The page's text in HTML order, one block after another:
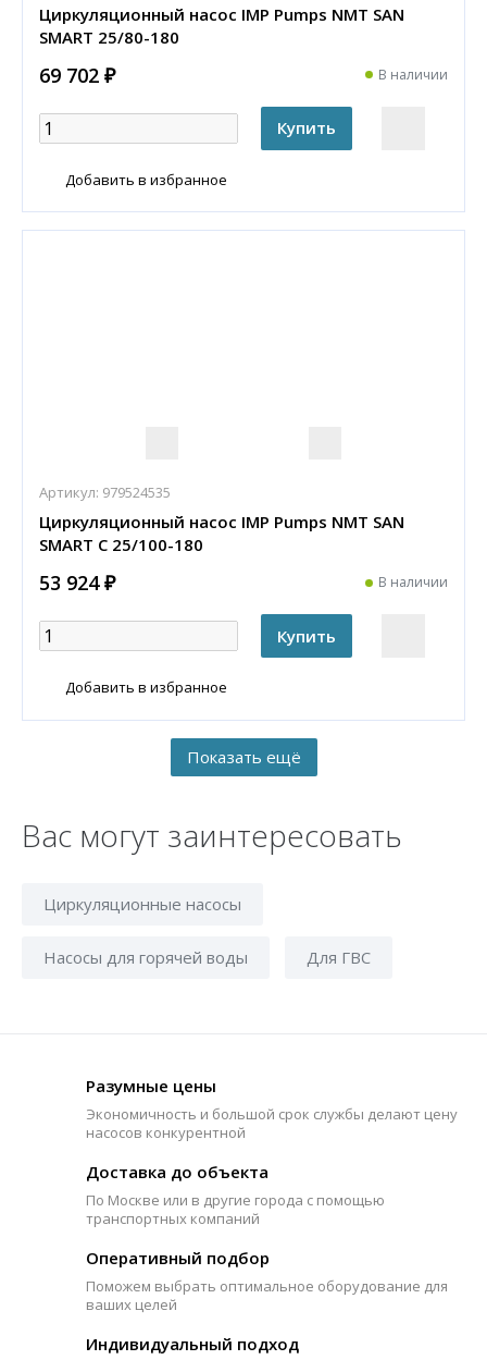
Циркуляционный насос IMP Pumps NMT SAN
SMART 25/80-180
69 702 ₽ В наличии
Добавить в избранное
Артикул: 979524535
Циркуляционный насос IMP Pumps NMT SAN
SMART C 25/100-180
53 924 ₽ В наличии
Добавить в избранное
Вас могут заинтересовать
Циркуляционные насосы
Насосы для горячей воды Для ГВС
Разумные цены
Экономичность и большой срок службы делают цену
насосов конкурентной
Доставка до объекта
По Москве или в другие города с помощью
транспортных компаний
Оперативный подбор
Поможем выбрать оптимальное оборудование для
ваших целей
Индивидуальный подход